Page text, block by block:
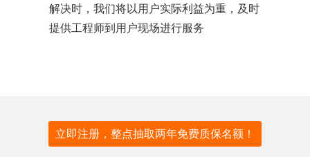
解决时，我们将以用户实际利益为重，及时
提供工程师到用户现场进行服务
立即注册，整点抽取两年免费质保名额！